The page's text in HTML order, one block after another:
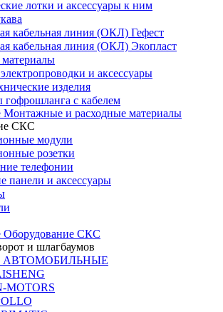
лотки и аксессуары к ним
кабельная линия (ОКЛ) Гефест
кабельная линия (ОКЛ) Экопласт
и аксессуары
изделия
с кабелем
Монтажные и расходные материалы
СКС
модули
розетки
телефонии
панели и аксессуары
Оборудование СКС
и шлагбаумов
АВТОМОБИЛЬНЫЕ
MOTORS